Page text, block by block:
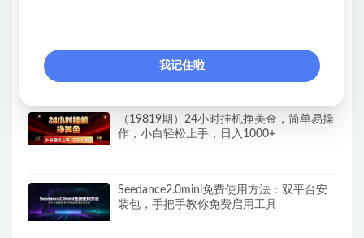
（19820期）抖音AI智能体【豆包电脑办公
任务】拉新多玩法,-15元/个，无需剪辑，无
（19819期）24小时挂机挣美金，简单易操
作，小白轻松上手，日入1000+
Seedance2.0mini免费使用方法：双平台安
装包，手把手教你免费启用工具
我记住啦